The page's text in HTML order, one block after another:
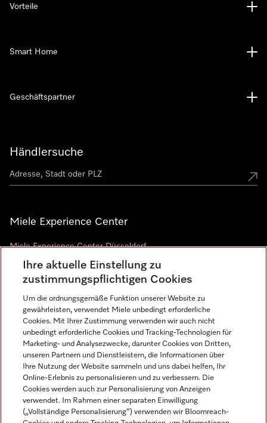
Händlersuche
Miele Experience Center
Miele Experience Center Düsseldorf
Miele Experience Center Gütersloh
Newsletter
Vorteile
Smart Home
Geschäftspartner
Miele auf Instagram
Miele auf Facebook
Miele auf Youtube
Ihre aktuelle Einstellung zu
zustimmungspflichtigen Cookies
Um die ordnungsgemäße Funktion unserer Website zu
gewährleisten, verwendet Miele unbedingt erforderliche
Cookies. Mit Ihrer Zustimmung verwenden wir auch nicht
unbedingt erforderliche Cookies und Tracking-Technologien für
Marketing- und Analysezwecke, darunter Cookies von Dritten,
unseren Partnern und Dienstleistern, die Informationen über
Ihre Nutzung der Website sammeln und uns dabei helfen, Ihr
Online-Erlebnis zu personalisieren und zu verbessern. Die
Cookies werden auch zur Personalisierung von Anzeigen
verwendet. Im Rahmen einer separaten Einwilligung
(„Vollständige Personalisierung“) verwenden wir Bloomreach-